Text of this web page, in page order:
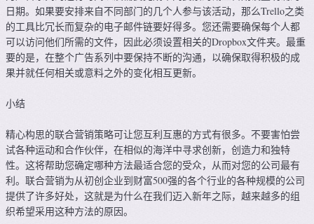
日期。如果要安排来自不同部门的几个人参与该活动，那么Trello之类
的工具比冗长而复杂的电子邮件链要好得多。您还需要确保每个人都
可以访问他们所需的文件，因此必须设置相关的Dropbox文件夹。最重
要的是，在整个广告系列中要保持不断的沟通，以确保取得积极的成
果并就任何相关或意料之外的变化相互更新。
小结
精心构思的联合营销策略可让您互利互惠的方式有很多。不要害怕尝
试各种运动和合作伙伴，在相似的海洋中寻求创新，创造力和独特
性。这将帮助您确定哪种方法最适合您的受众，从而对您的公司最有
利。联合营销为从初创企业到财富500强的各个行业的各种规模的公司
提供了许多好处，这就是为什么在我们迈入新年之际，越来越多的组
织希望采用这种方法的原因。